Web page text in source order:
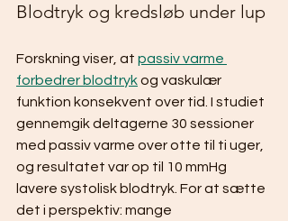
Blodtryk og kredsløb under lup
Forskning viser, at passiv varme
forbedrer blodtryk og vaskulær
funktion konsekvent over tid. I studiet
gennemgik deltagerne 30 sessioner
med passiv varme over otte til ti uger,
og resultatet var op til 10 mmHg
lavere systolisk blodtryk. For at sætte
det i perspektiv: mange